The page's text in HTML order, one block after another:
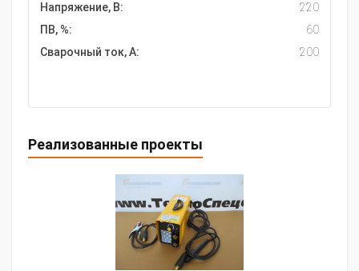
Напряжение, В:
220
ПВ, %:
60
Сварочный ток, А:
200
Реализованные проекты